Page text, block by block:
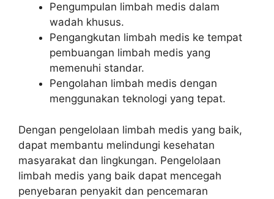
Pengumpulan limbah medis dalam
wadah khusus.
Pengangkutan limbah medis ke tempat
pembuangan limbah medis yang
memenuhi standar.
Pengolahan limbah medis dengan
menggunakan teknologi yang tepat.
Dengan pengelolaan limbah medis yang baik,
dapat membantu melindungi kesehatan
masyarakat dan lingkungan. Pengelolaan
limbah medis yang baik dapat mencegah
penyebaran penyakit dan pencemaran